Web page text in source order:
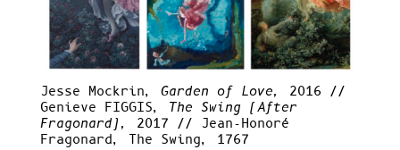
Jesse Mockrin, Garden of Love, 2016 //
Genieve FIGGIS, The Swing (After
Fragonard),
2017 // Jean-Honoré
Fragonard, The Swing, 1767